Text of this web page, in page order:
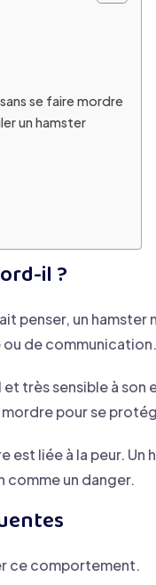
se faire mordre
un hamster
il ?
penser, un hamster
de communication.
très sensible à son
pour se
est liée à la peur. Un
comme un danger.
ce comportement.